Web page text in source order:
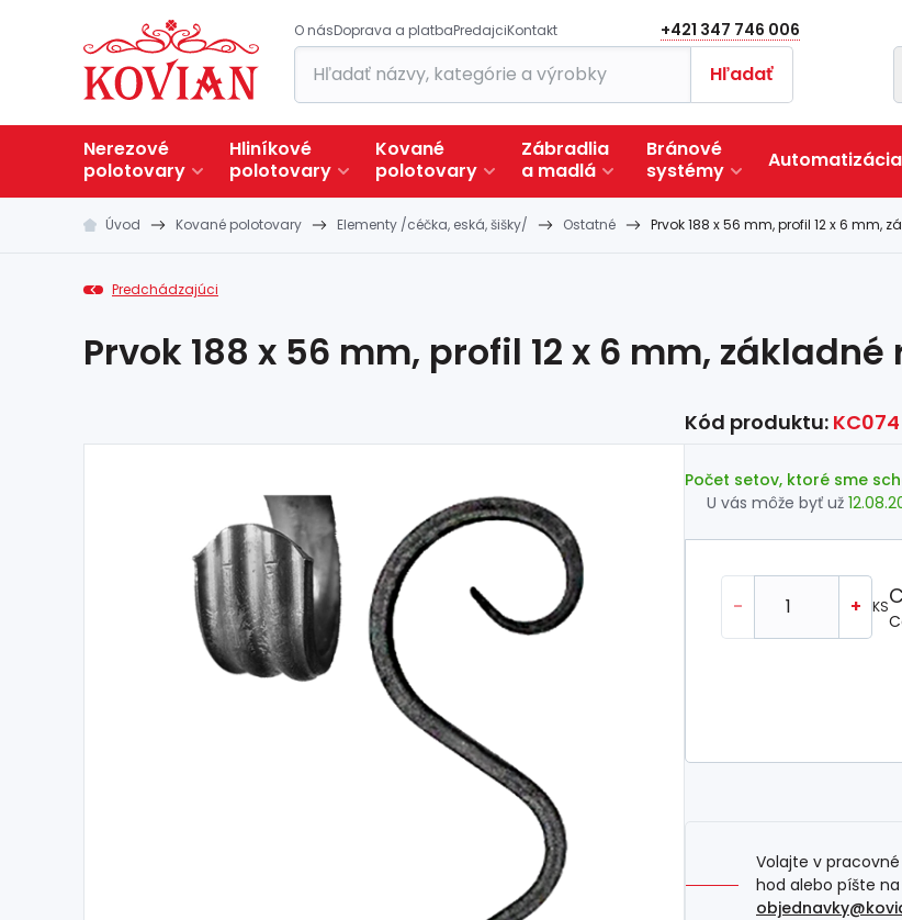
O násDoprava a platbaPredajciKontakt +421 347 746 006
Hľadať
Nerezové
polotovary
Hliníkové
polotovary
Kované
polotovary
Zábradlia
a madlá
Bránové
systémy
Automatizácia
Úvod Kované polotovary Elementy /céčka, eská, šišky/ Ostatné Prvok 188 x 56 mm, profil 12 x 6 mm,
Predchádzajúci
Prvok 188 x 56 mm, profil 12 x 6 mm,
Kód produktu: KC074
Počet setov, ktoré sme
U vás môže byť už
- + KS
Volajte v pracovné
hod alebo píšte na